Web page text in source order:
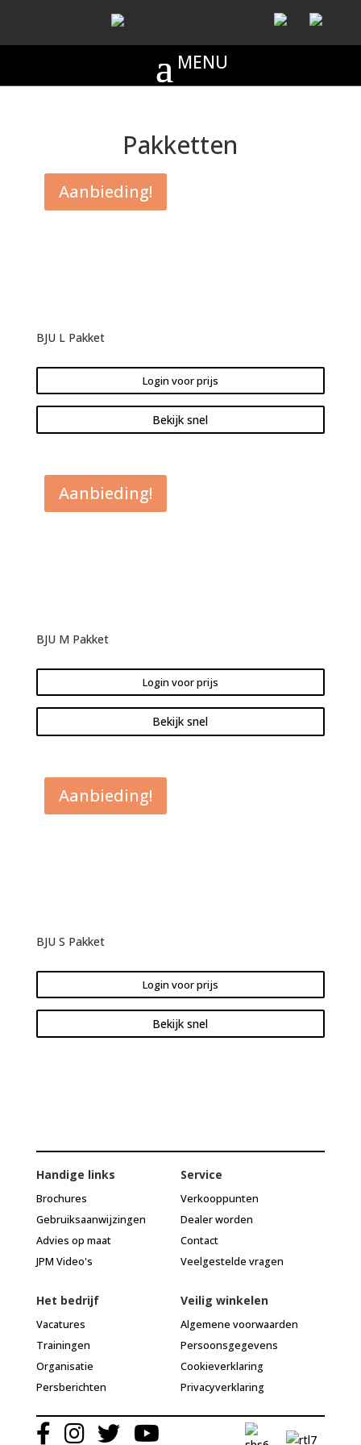
Pakketten
Aanbieding!
BJU L Pakket
Login voor prijs
Bekijk snel
Aanbieding!
BJU M Pakket
Login voor prijs
Bekijk snel
Aanbieding!
BJU S Pakket
Login voor prijs
Bekijk snel
Handige links
Brochures
Gebruiksaanwijzingen
Advies op maat
JPM Video's
Service
Verkooppunten
Dealer worden
Contact
Veelgestelde vragen
Het bedrijf
Vacatures
Trainingen
Organisatie
Persberichten
Veilig winkelen
Algemene voorwaarden
Persoonsgegevens
Cookieverklaring
Privacyverklaring